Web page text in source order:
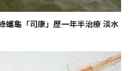
蠵龜「司康」歷一年半治療 淡水